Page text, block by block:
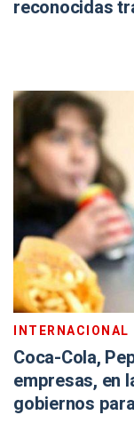
reconocidas
INTERNACIONAL
Coca-Cola,
empresas, en
gobiernos